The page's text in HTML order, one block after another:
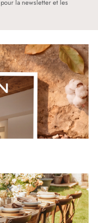
pour la newsletter et les